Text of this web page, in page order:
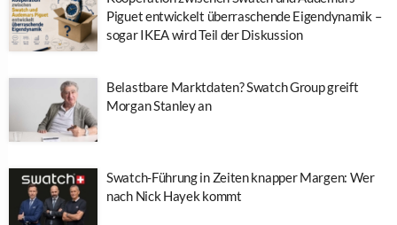
Piguet entwickelt überraschende Eigendynamik –
sogar IKEA wird Teil der Diskussion
Belastbare Marktdaten? Swatch Group greift
Morgan Stanley an
Swatch-Führung in Zeiten knapper Margen: Wer
nach Nick Hayek kommt